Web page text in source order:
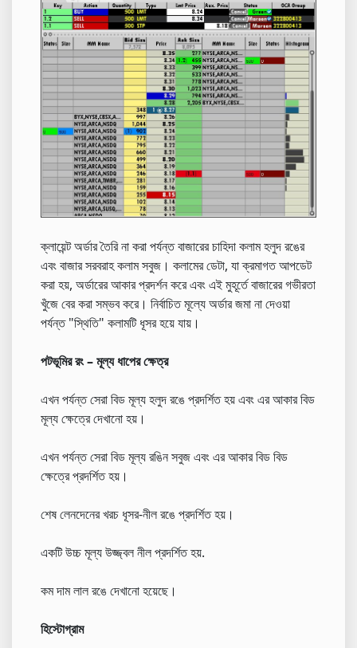
ক্লায়েন্ট অর্ডার তৈরি না করা পর্যন্ত বাজারের চাহিদা কলাম হলুদ রঙের
এবং বাজার সরবরাহ কলাম সবুজ। কলামের ডেটা, যা ক্রমাগত আপডেট
করা হয়, অর্ডারের আকার প্রদর্শন করে এবং এই মুহূর্তে বাজারের গভীরতা
খুঁজে বের করা সম্ভব করে। নির্বাচিত মূল্যে অর্ডার জমা না দেওয়া
পর্যন্ত "স্থিতি" কলামটি ধূসর হয়ে যায়।
পটভূমির রং – মূল্য ধাপের ক্ষেত্র
এখন পর্যন্ত সেরা বিড মূল্য হলুদ রঙে প্রদর্শিত হয় এবং এর আকার বিড
মূল্য ক্ষেত্রে দেখানো হয়।
এখন পর্যন্ত সেরা বিড মূল্য রঙিন সবুজ এবং এর আকার বিড বিড
ক্ষেত্রে প্রদর্শিত হয়।
শেষ লেনদেনের খরচ ধূসর-নীল রঙে প্রদর্শিত হয়।
একটি উচ্চ মূল্য উজ্জ্বল নীল প্রদর্শিত হয়.
কম দাম লাল রঙে দেখানো হয়েছে।
হিস্টোগ্রাম